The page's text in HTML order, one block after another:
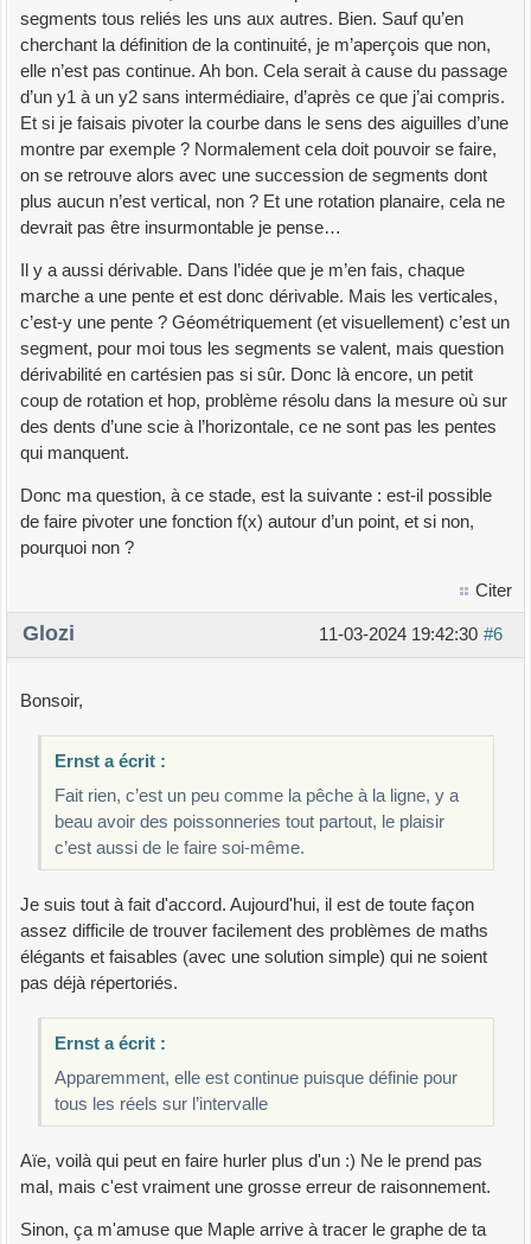
segments tous reliés les uns aux autres. Bien. Sauf qu’en
cherchant la définition de la continuité, je m’aperçois que non,
elle n’est pas continue. Ah bon. Cela serait à cause du passage
d’un y1 à un y2 sans intermédiaire, d’après ce que j’ai compris.
Et si je faisais pivoter la courbe dans le sens des aiguilles d’une
montre par exemple ? Normalement cela doit pouvoir se faire,
on se retrouve alors avec une succession de segments dont
plus aucun n’est vertical, non ? Et une rotation planaire, cela ne
devrait pas être insurmontable je pense…
Il y a aussi dérivable. Dans l’idée que je m’en fais, chaque
marche a une pente et est donc dérivable. Mais les verticales,
c’est-y une pente ? Géométriquement (et visuellement) c’est un
segment, pour moi tous les segments se valent, mais question
dérivabilité en cartésien pas si sûr. Donc là encore, un petit
coup de rotation et hop, problème résolu dans la mesure où sur
des dents d’une scie à l’horizontale, ce ne sont pas les pentes
qui manquent.
Donc ma question, à ce stade, est la suivante : est-il possible
de faire pivoter une fonction f(x) autour d’un point, et si non,
pourquoi non ?
Citer
#6
11-03-2024 19:42:30
Glozi
Bonsoir,
Ernst a écrit :
Fait rien, c’est un peu comme la pêche à la ligne, y a
beau avoir des poissonneries tout partout, le plaisir
c’est aussi de le faire soi-même.
Je suis tout à fait d'accord. Aujourd'hui, il est de toute façon
assez difficile de trouver facilement des problèmes de maths
élégants et faisables (avec une solution simple) qui ne soient
pas déjà répertoriés.
Ernst a écrit :
Apparemment, elle est continue puisque définie pour
tous les réels sur l’intervalle
Aïe, voilà qui peut en faire hurler plus d'un :) Ne le prend pas
mal, mais c'est vraiment une grosse erreur de raisonnement.
Sinon, ça m'amuse que Maple arrive à tracer le graphe de ta